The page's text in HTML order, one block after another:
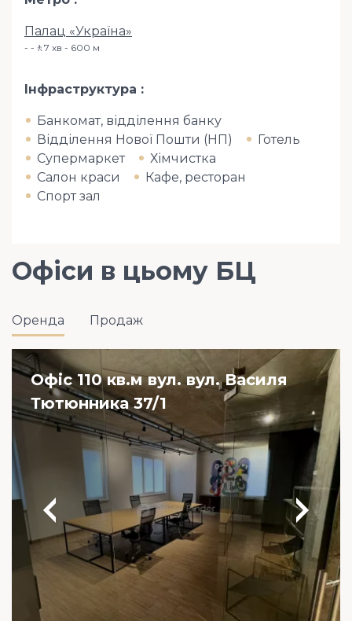
Палац «Україна»
-🚶7 хв - 600 м
Інфраструктура
Банкомат, відділення банку
Відділення Нової Пошти (НП)
Готель
Супермаркет
Хімчистка
Салон краси
Кафе, ресторан
Спорт зал
Офіси в цьому БЦ
Оренда Продаж
Офіс 110 кв.м вул. вул. Василя
Тютюнника 37/1